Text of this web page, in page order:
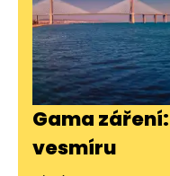
Gama
vesmíru